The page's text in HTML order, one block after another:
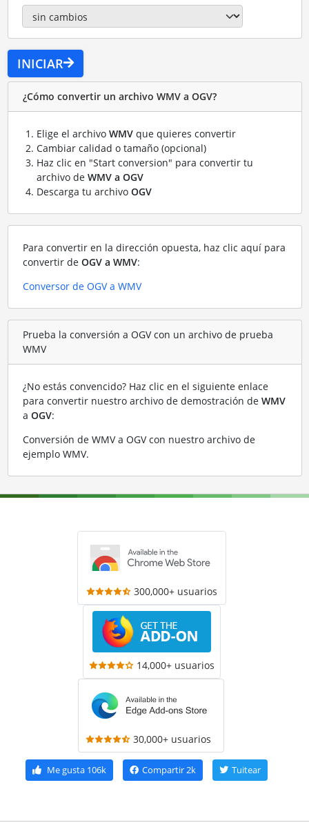
INICIAR
¿Cómo convertir un archivo WMV a OGV?
Elige el archivo WMVque quieres convertir
Cambiar calidad o tamaño (opcional)
Haz clic en "Start conversion" para convertir tu
archivo de WMV a OGV
Descarga tu archivo OGV
Para convertir en la dirección opuesta, haz clic aquí para
convertir de OGV a WMV:
Conversor de OGV a WMV
Prueba la conversión a OGV con un archivo de prueba
WMV
¿No estás convencido? Haz clic en el siguiente enlace
para convertir nuestro archivo de demostración de WMV
a OGV:
Conversión de WMV a OGV con nuestro archivo de
ejemplo WMV.
300,000+ usuarios
14,000+ usuarios
30,000+ usuarios
Me gusta106k Compartir2k Tuitear